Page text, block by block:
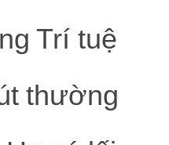
Trí tuệ
thường